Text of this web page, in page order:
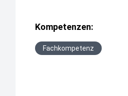
Kompetenzen:
Fachkompetenz